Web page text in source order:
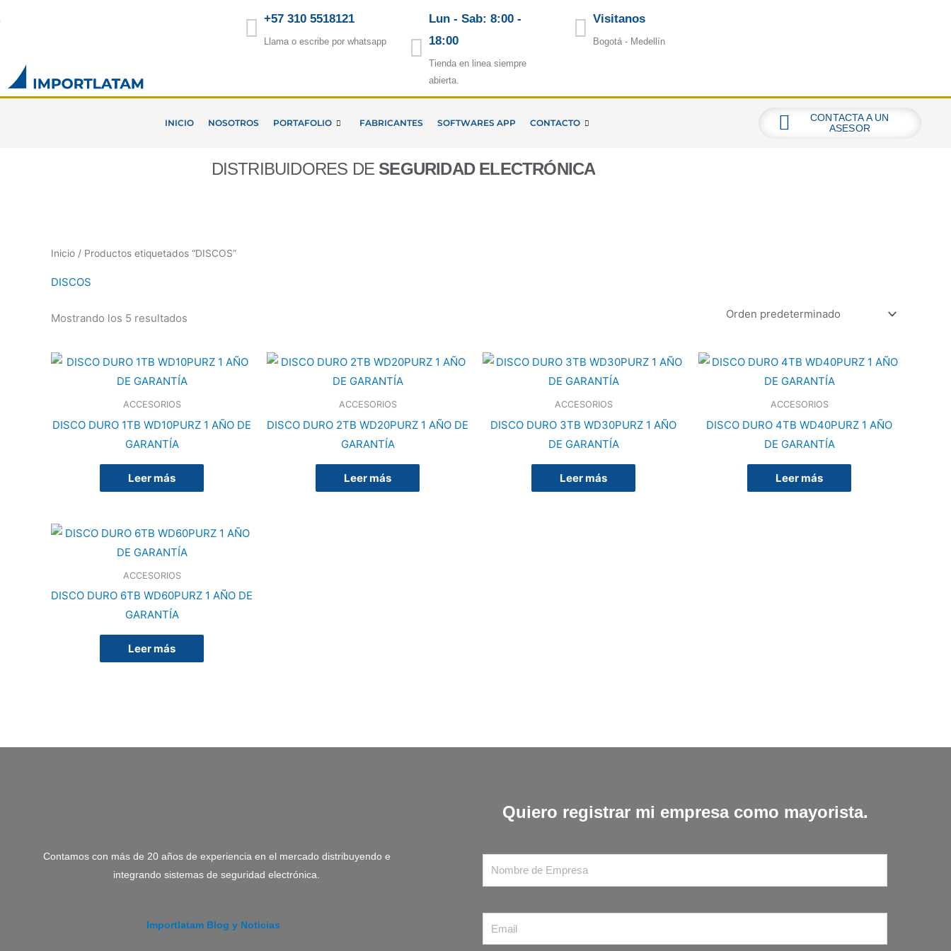
+57 310 5518121
Llama o escribe por whatsapp
Lun - Sab: 8:00 -
18:00
Tienda en linea siempre
abierta.
Visitanos
Bogotá - Medellín
INICIO NOSOTROS PORTAFOLIO FABRICANTES SOFTWARES APP CONTACTO
CONTACTA A UN
ASESOR
DISTRIBUIDORES DE SEGURIDAD ELECTRÓNICA
Inicio / Productos etiquetados “DISCOS”
DISCOS
Mostrando los 5 resultados
ACCESORIOS
DISCO DURO 1TB WD10PURZ 1 AÑO DE
GARANTÍA
Leer más
ACCESORIOS
DISCO DURO 2TB WD20PURZ 1 AÑO DE
GARANTÍA
Leer más
ACCESORIOS
DISCO DURO 3TB WD30PURZ 1 AÑO
DE GARANTÍA
Leer más
ACCESORIOS
DISCO DURO 4TB WD40PURZ 1 AÑO
DE GARANTÍA
Leer más
ACCESORIOS
DISCO DURO 6TB WD60PURZ 1 AÑO DE
GARANTÍA
Leer más
Contamos con más de 20 años de experiencia en el mercado distribuyendo e
integrando sistemas de seguridad electrónica.
Importlatam Blog y Noticias
Quiero registrar mi empresa como mayorista.